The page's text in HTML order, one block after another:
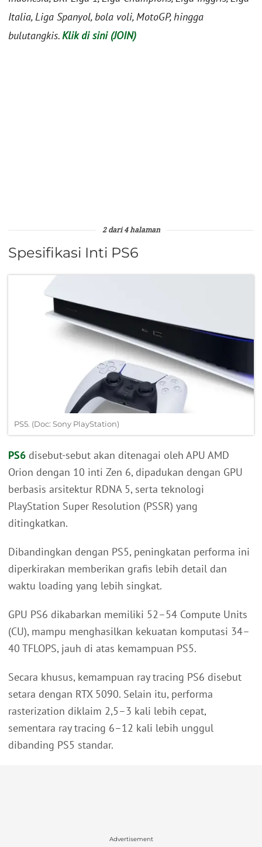
Italia, Liga Spanyol, bola voli, MotoGP, hingga
bulutangkis.Klik di sini (JOIN)
2 dari 4 halaman
Spesifikasi Inti PS6
PS5. (Doc: Sony PlayStation)
PS6 disebut-sebut akan ditenagai oleh APU AMD
Orion dengan 10 inti Zen 6, dipadukan dengan GPU
berbasis arsitektur RDNA 5, serta teknologi
PlayStation Super Resolution (PSSR) yang
ditingkatkan.
Dibandingkan dengan PS5, peningkatan performa ini
diperkirakan memberikan grafis lebih detail dan
waktu loading yang lebih singkat.
GPU PS6 dikabarkan memiliki 52–54 Compute Units
(CU), mampu menghasilkan kekuatan komputasi 34–
40 TFLOPS, jauh di atas kemampuan PS5.
Secara khusus, kemampuan ray tracing PS6 disebut
setara dengan RTX 5090. Selain itu, performa
rasterization diklaim 2,5–3 kali lebih cepat,
sementara ray tracing 6–12 kali lebih unggul
dibanding PS5 standar.
Advertisement